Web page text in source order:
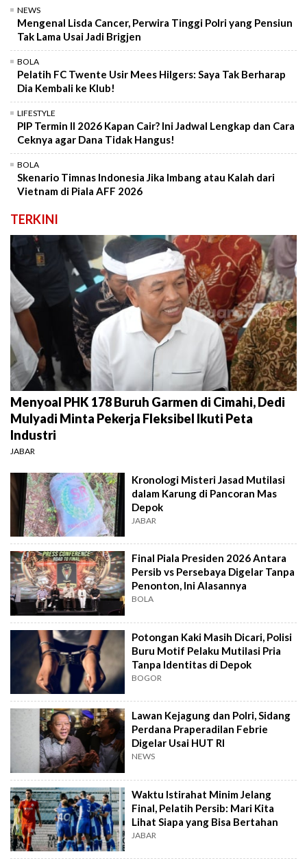
NEWS
Mengenal Lisda Cancer, Perwira Tinggi Polri yang Pensiun
Tak Lama Usai Jadi Brigjen
BOLA
Pelatih FC Twente Usir Mees Hilgers: Saya Tak Berharap
Dia Kembali ke Klub!
LIFESTYLE
PIP Termin II 2026 Kapan Cair? Ini Jadwal Lengkap dan Cara
Ceknya agar Dana Tidak Hangus!
BOLA
Skenario Timnas Indonesia Jika Imbang atau Kalah dari
Vietnam di Piala AFF 2026
TERKINI
Menyoal PHK 178 Buruh Garmen di Cimahi, Dedi
Mulyadi Minta Pekerja Fleksibel Ikuti Peta
Industri
JABAR
Kronologi Misteri Jasad Mutilasi
dalam Karung di Pancoran Mas
Depok
JABAR
Final Piala Presiden 2026 Antara
Persib vs Persebaya Digelar Tanpa
Penonton, Ini Alasannya
BOLA
Potongan Kaki Masih Dicari, Polisi
Buru Motif Pelaku Mutilasi Pria
Tanpa Identitas di Depok
BOGOR
Lawan Kejagung dan Polri, Sidang
Perdana Praperadilan Febrie
Digelar Usai HUT RI
NEWS
Waktu Istirahat Minim Jelang
Final, Pelatih Persib: Mari Kita
Lihat Siapa yang Bisa Bertahan
JABAR